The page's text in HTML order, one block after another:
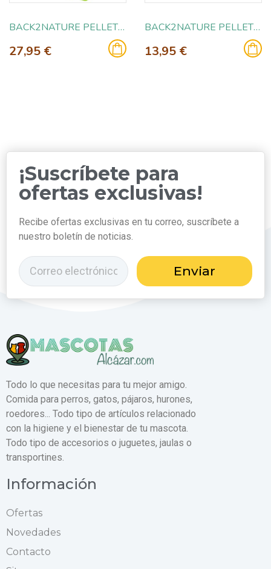
BACK2NATURE PELLETS PAPEL RECICLADO 30L
27,95 €
BACK2NATURE PELLETS PAPEL RECICLADO 10L
13,95 €
¡Suscríbete para
ofertas exclusivas!
Recibe ofertas exclusivas en tu correo, suscríbete a
nuestro boletín de noticias.
Enviar
Todo lo que necesitas para tu mejor amigo.
Comida para perros, gatos, pájaros, hurones,
roedores... Todo tipo de artículos relacionado
con la higiene y el bienestar de tu mascota.
Todo tipo de accesorios o juguetes, jaulas o
transportines.
Información
Ofertas
Novedades
Contacto